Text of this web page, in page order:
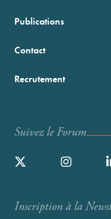
Publications
Contact
Recrutement
Suivez le Forum
Inscription à la